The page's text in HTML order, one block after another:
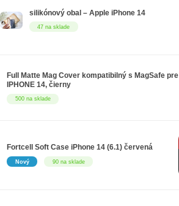
47 na sklade
silikónový obal – Apple iPhone 14
500 na sklade
Full Matte Mag Cover kompatibilný s MagSafe pre
IPHONE 14, čierny
Nový 90 na sklade
Fortcell Soft Case iPhone 14 (6.1) červená